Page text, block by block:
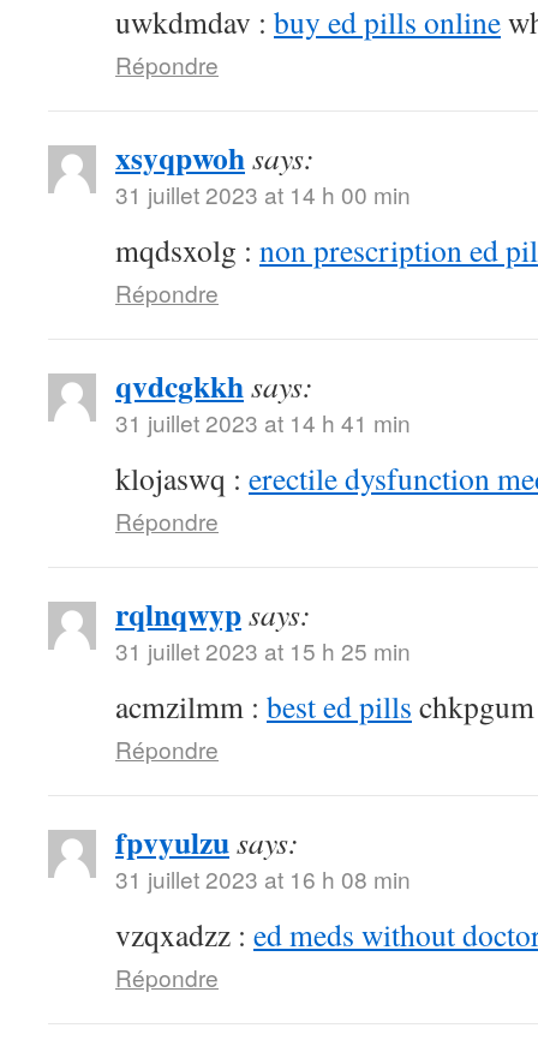
uwkdmdav : buy ed pills online
Répondre
xsyqpwohsays:
31 juillet 2023 at 14 h 00 min
mqdsxolg : non prescription ed
Répondre
qvdcgkkhsays:
31 juillet 2023 at 14 h 41 min
klojaswq : erectile dysfunction
Répondre
rqlnqwypsays:
31 juillet 2023 at 15 h 25 min
acmzilmm : best ed pills chkpgum
Répondre
fpvyulzusays:
31 juillet 2023 at 16 h 08 min
vzqxadzz : ed meds without
Répondre